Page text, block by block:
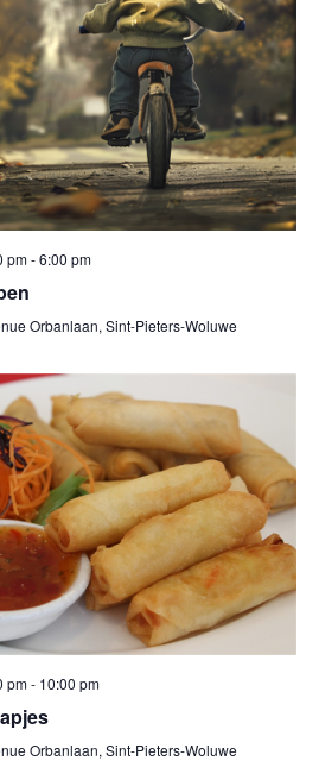
pm-6:00 pm
Orbanlaan, Sint-Pieters-Woluwe
pm- 10:00 pm
Orbanlaan, Sint-Pieters-Woluwe